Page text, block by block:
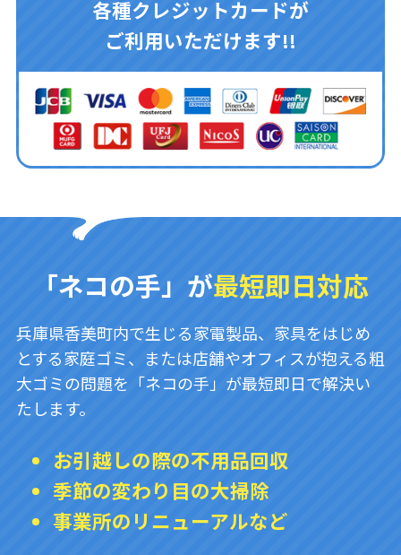
各種クレジットカードが
ご利用いただけます!!
「ネコの手」が最短即日対応
兵庫県香美町内で生じる家電製品、家具をはじめ
とする家庭ゴミ、または店舗やオフィスが抱える粗
大ゴミの問題を「ネコの手」が最短即日で解決い
たします。
お引越しの際の不用品回収
季節の変わり目の大掃除
事業所のリニューアルなど